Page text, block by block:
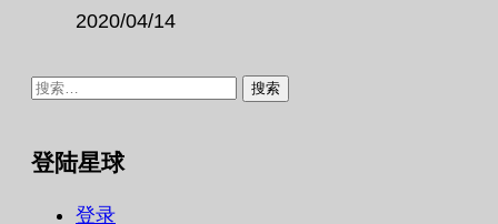
2020/04/14
搜
登陆星球
登录